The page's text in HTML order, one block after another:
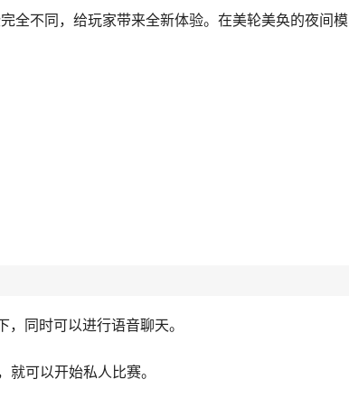
全不同，给玩家带来全新体验。在美轮美奂的夜间模
同时可以进行语音聊天。
可以开始私人比赛。